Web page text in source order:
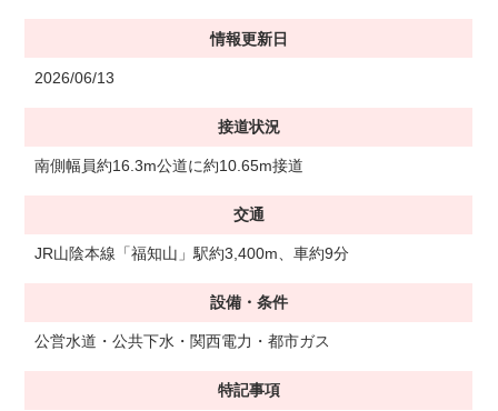
情報更新日
2026/06/13
接道状況
南側幅員約16.3m公道に約10.65m接道
交通
JR山陰本線「福知山」駅約3,400m、車約9分
設備・条件
公営水道・公共下水・関西電力・都市ガス
特記事項